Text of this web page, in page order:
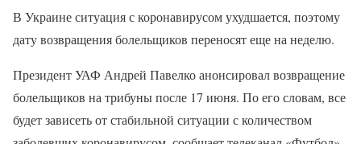
В Украине ситуация с коронавирусом ухудшается, поэтому
дату возвращения болельщиков переносят еще на неделю.
Президент УАФ Андрей Павелко анонсировал возвращение
болельщиков на трибуны после 17 июня. По его словам, все
будет зависеть от стабильной ситуации с количеством